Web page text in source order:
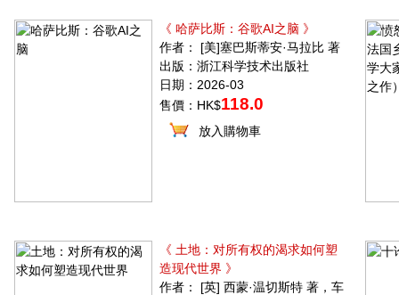
《 哈萨比斯：谷歌AI之脑 》
作者： [美]塞巴斯蒂安·马拉比 著
出版：浙江科学技术出版社
日期：2026-03
售價：HK$118.0
放入購物車
《 土地：对所有权的渴求如何塑
造现代世界 》
作者： [英] 西蒙·温切斯特 著，车